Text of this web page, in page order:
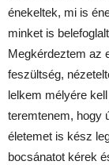
énekeltek, mi is
minket is
Megkérdeztem az
feszültség,
lelkem mélyére
teremtenem, hogy
életemet is kész
bocsánatot kérek